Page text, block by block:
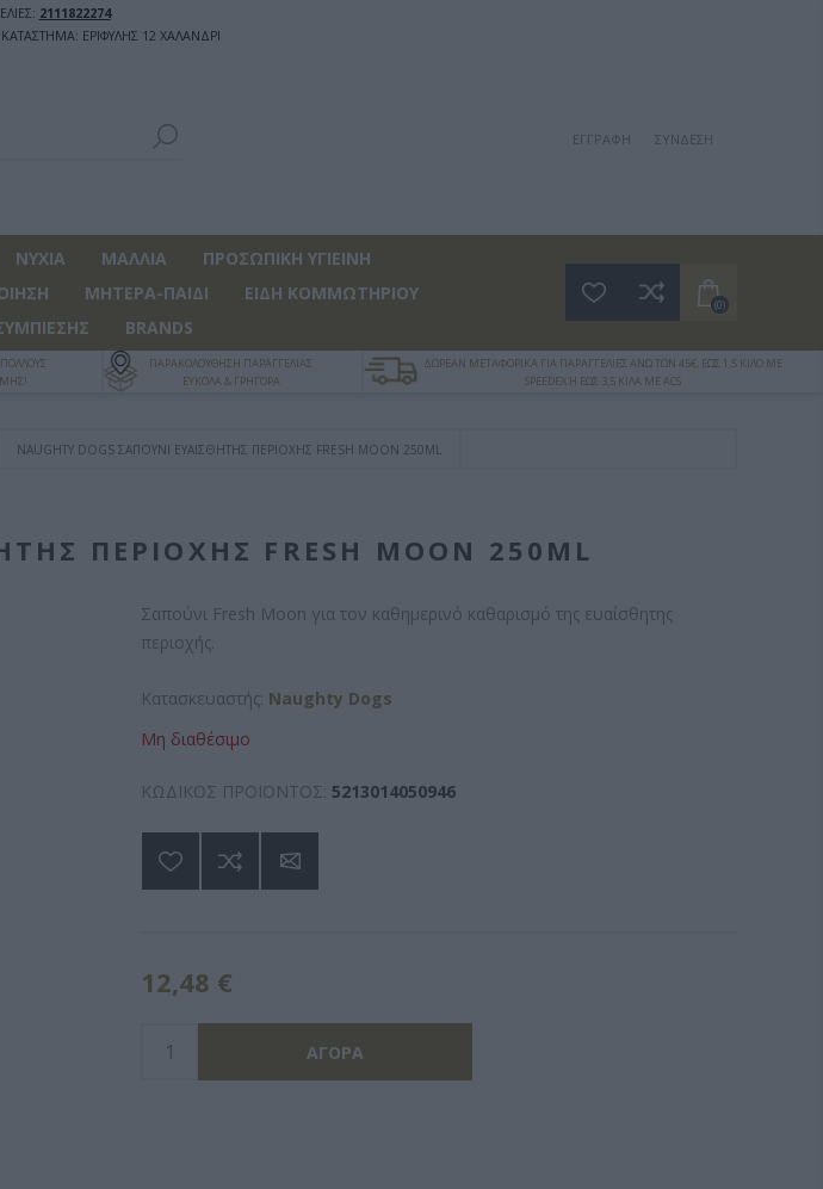
2111822274
ΕΡΙΦΥΛΗΣ 12 ΧΑΛΑΝΔΡΙ
ΕΓΓΡΑΦΉ ΣΎΝΔΕΣΗ
ΝΥΧΙΑ ΜΑΛΛΙΑ
ΠΡΟΣΩΠΙΚΗ ΥΓΙΕΙΝΗ
ΜΗΤΕΡΑ-ΠΑΙΔΙ
ΕΙΔΗ ΚΟΜΜΩΤΗΡΙΟΥ
BRANDS
(0)
ΠΑΡΑΚΟΛΟΥΘΗΣΗ ΠΑΡΑΓΓΕΛΙΑΣ
ΕΥΚΟΛΑ & ΓΡΗΓΟΡΑ
ΔΩΡΕΑΝ ΜΕΤΑΦΟΡΙΚΑ ΓΙΑ ΠΑΡΑΓΓΕΛΙΕΣ ΑΝΩ ΤΩΝ 45€, ΕΩΣ 1,5 ΚΙΛΟ ΜΕ
SPEEDEX Ή ΕΩΣ 3,5 ΚΙΛΑ ΜΕ ACS
NAUGHTY DOGS ΣΑΠΟΎΝΙ ΕΥΑΊΣΘΗΤΗΣ ΠΕΡΙΟΧΉΣ FRESH MOON 250ML
ΠΕΡΙΟΧΉΣ FRESH MOON 250ML
Σαπούνι Fresh Moon για τον καθημερινό καθαρισμό της ευαίσθητης
περιοχής.
Κατασκευαστής: Naughty Dogs
Μη διαθέσιμο
ΚΩΔΙΚΟΣ ΠΡΟΪΟΝΤΟΣ: 5213014050946
12,48 €